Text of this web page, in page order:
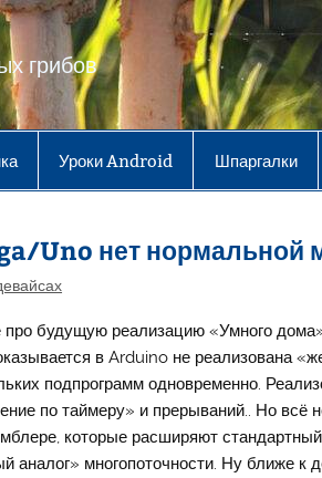
грибов
Уроки Android Шпаргалки
Uno нет нормальной
будущую реализацию «Умного
в Arduino не реализована
подпрограмм одновременно.
по таймеру» и прерываний.. Но всё
которые расширяют
аналог» многопоточности. Ну ближе к